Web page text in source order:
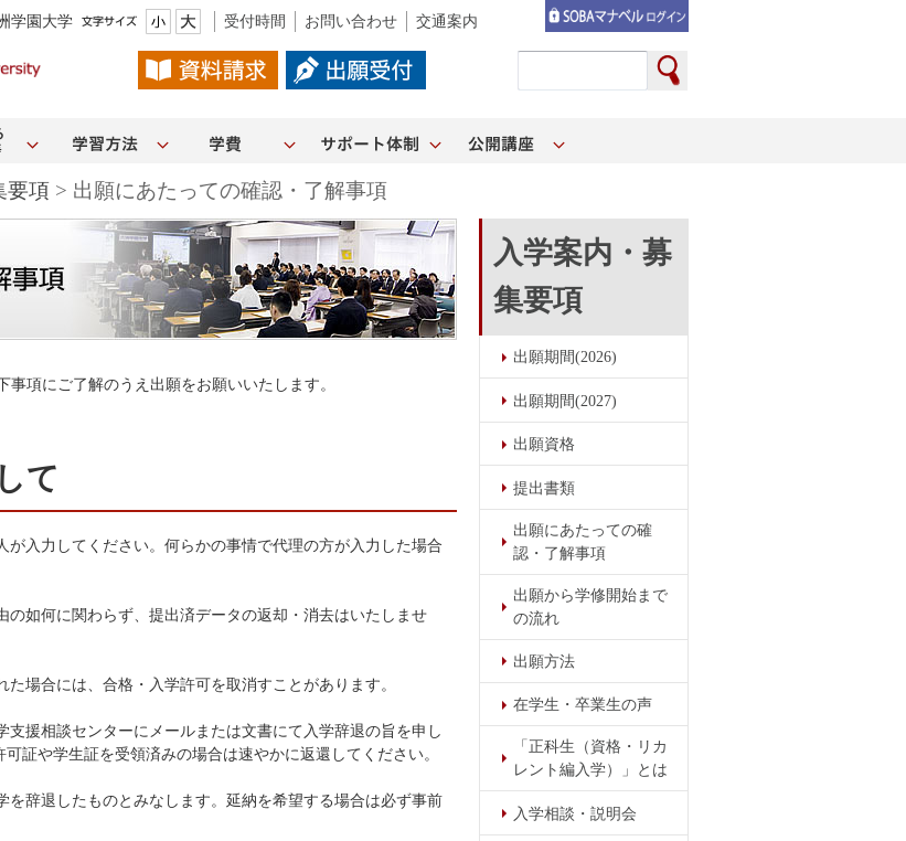
学園大学 受付時間 お問い合わせ 交通案内
要項 > 出願にあたっての確認・了解事項
項にご了解のうえ出願をお願いいたします。
て
入力してください。何らかの事情で代理の方が入力した場合
如何に関わらず、提出済データの返却・消去はいたしませ
場合には、合格・入学許可を取消すことがあります。
援相談センターにメールまたは文書にて入学辞退の旨を申し
証や学生証を受領済みの場合は速やかに返還してください。
辞退したものとみなします。延納を希望する場合は必ず事前
入学案内・募
集要項
出願期間(2026)
出願期間(2027)
出願資格
提出書類
出願にあたっての確
認・了解事項
出願から学修開始まで
の流れ
出願方法
在学生・卒業生の声
「正科生（資格・リカ
レント編入学）」とは
入学相談・説明会